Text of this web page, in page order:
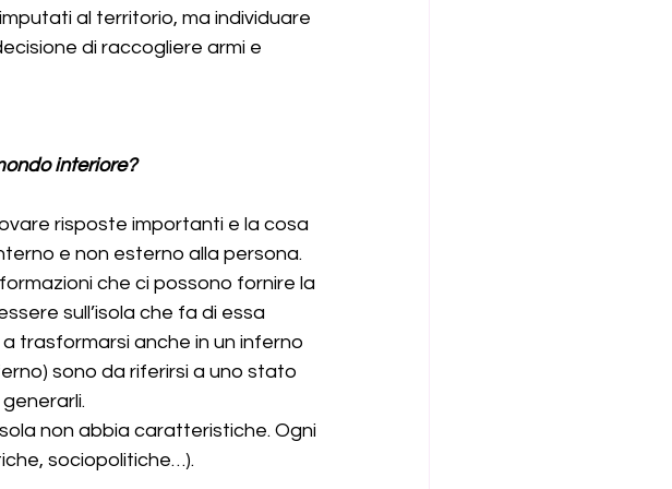
al territorio, ma individuare
di raccogliere armi e
interiore?
risposte importanti e la cosa
e non esterno alla persona.
che ci possono fornire la
sull’isola che fa di essa
trasformarsi anche in un inferno
sono da riferirsi a uno stato
non abbia caratteristiche. Ogni
sociopolitiche…).